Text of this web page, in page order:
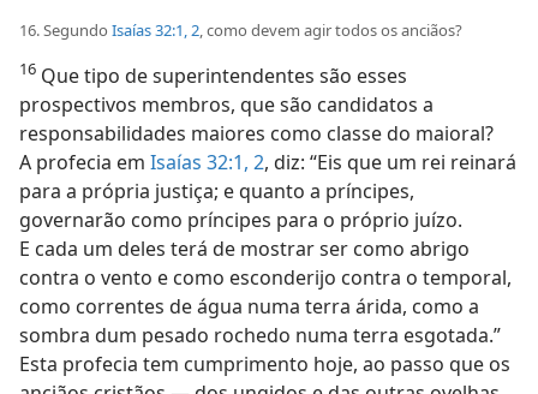
16. Segundo Isaías 32:1, 2, como devem agir todos os anciãos?
16 Que tipo de superintendentes são esses
prospectivos membros, que são candidatos a
responsabilidades maiores como classe do maioral?
A profecia em Isaías 32:1, 2, diz: “Eis que um rei reinará
para a própria justiça; e quanto a príncipes,
governarão como príncipes para o próprio juízo.
E cada um deles terá de mostrar ser como abrigo
contra o vento e como esconderijo contra o temporal,
como correntes de água numa terra árida, como a
sombra dum pesado rochedo numa terra esgotada.”
Esta profecia tem cumprimento hoje, ao passo que os